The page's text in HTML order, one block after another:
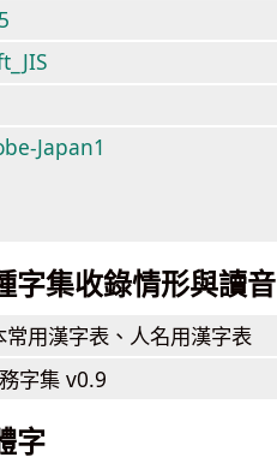
Japan1
字集收錄情形與讀音
常用漢字表 、人名用漢字表
字集 v0.9
字